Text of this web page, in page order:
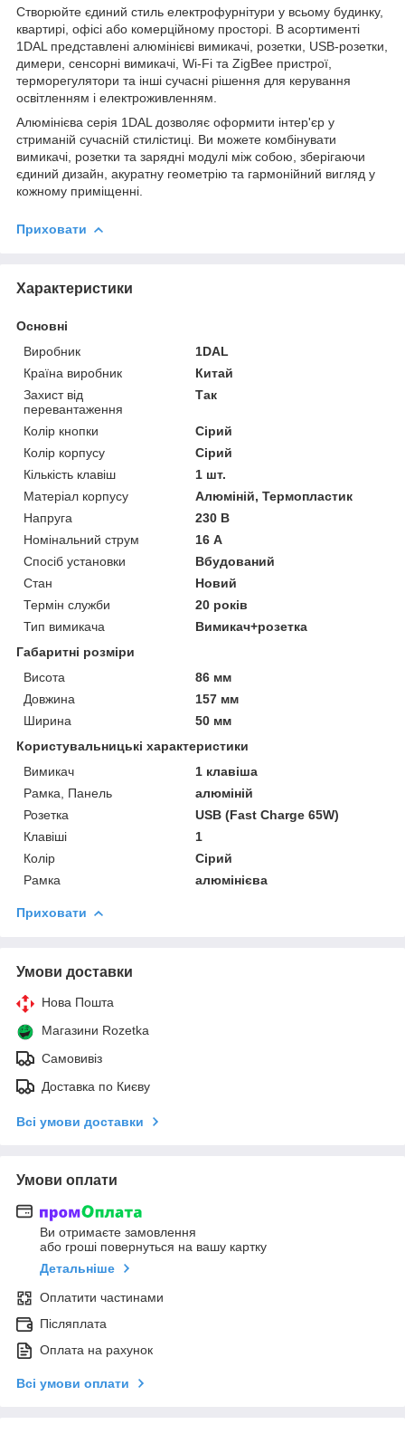
Створюйте єдиний стиль електрофурнітури у всьому будинку,
квартирі, офісі або комерційному просторі. В асортименті
1DAL представлені алюмінієві вимикачі, розетки, USB-розетки,
димери, сенсорні вимикачі, Wi-Fi та ZigBee пристрої,
терморегулятори та інші сучасні рішення для керування
освітленням і електроживленням.
Алюмінієва серія 1DAL дозволяє оформити інтер'єр у
стриманій сучасній стилістиці. Ви можете комбінувати
вимикачі, розетки та зарядні модулі між собою, зберігаючи
єдиний дизайн, акуратну геометрію та гармонійний вигляд у
кожному приміщенні.
Приховати
Характеристики
Основні
Виробник
1DAL
Країна виробник
Китай
Захист від
перевантаження
Так
Колір кнопки
Сірий
Колір корпусу
Сірий
Кількість клавіш
1 шт.
Матеріал корпусу
Алюміній, Термопластик
Напруга
230 В
Номінальний струм
16 А
Спосіб установки
Вбудований
Стан
Новий
Термін служби
20 років
Тип вимикача
Вимикач+розетка
Габаритні розміри
Висота
86 мм
Довжина
157 мм
Ширина
50 мм
Користувальницькі характеристики
Вимикач
1 клавіша
Рамка, Панель
алюміній
Розетка
USB (Fast Charge 65W)
Клавіші
1
Колір
Сірий
Рамка
алюмінієва
Приховати
Умови доставки
Нова Пошта
Магазини Rozetka
Самовивіз
Доставка по Києву
Всі умови доставки
Умови оплати
Ви отримаєте замовлення
або гроші повернуться на вашу картку
Детальніше
Оплатити частинами
Післяплата
Оплата на рахунок
Всі умови оплати